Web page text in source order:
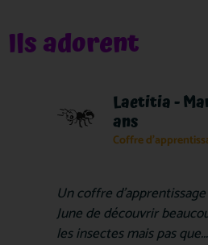
Ils adorent
Un coffre
June de découvrir
les insectes mais pas
Laetitia -
ans
Coffre